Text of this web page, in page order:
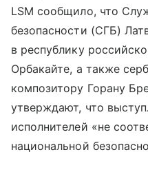
LSM сообщило, что
безопасности (СГБ)
в республику
Орбакайте, а также
композитору Горану
утверждают, что
исполнителей «не
национальной